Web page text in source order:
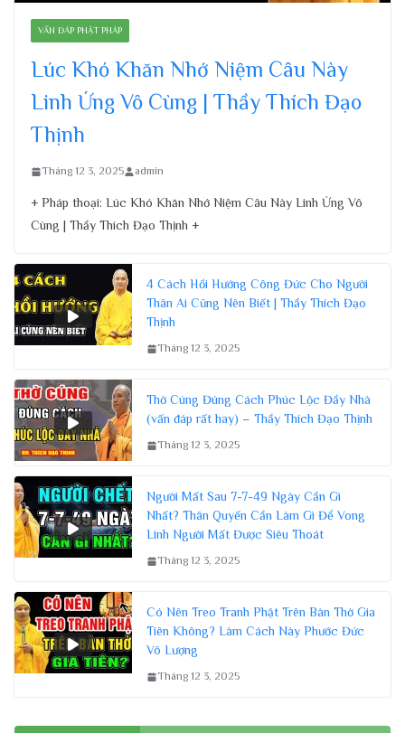
VẤN ĐÁP PHẬT PHÁP
Lúc Khó Khăn Nhớ Niệm Câu Này
Linh Ứng Vô Cùng | Thầy Thích Đạo
Thịnh
Tháng 12 3, 2025 admin
+ Pháp thoại: Lúc Khó Khăn Nhớ Niệm Câu Này Linh Ứng Vô
Cùng | Thầy Thích Đạo Thịnh +
4 Cách Hồi Hướng Công Đức Cho Người
Thân Ai Cũng Nên Biết | Thầy Thích Đạo
Thịnh
Tháng 12 3, 2025
Thờ Cúng Đúng Cách Phúc Lộc Đầy Nhà
(vấn đáp rất hay) – Thầy Thích Đạo Thịnh
Tháng 12 3, 2025
Người Mất Sau 7-7-49 Ngày Cần Gì
Nhất? Thân Quyến Cần Làm Gì Để Vong
Linh Người Mất Được Siêu Thoát
Tháng 12 3, 2025
Có Nên Treo Tranh Phật Trên Bàn Thờ Gia
Tiên Không? Làm Cách Này Phước Đức
Vô Lượng
Tháng 12 3, 2025